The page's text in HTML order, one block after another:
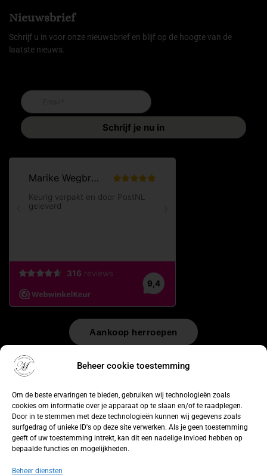
Beheer cookie toestemming
Om de beste ervaringen te bieden, gebruiken wij technologieën zoals
cookies om informatie over je apparaat op te slaan en/of te raadplegen.
Door in te stemmen met deze technologieën kunnen wij gegevens zoals
surfgedrag of unieke ID's op deze site verwerken. Als je geen toestemming
geeft of uw toestemming intrekt, kan dit een nadelige invloed hebben op
bepaalde functies en mogelijkheden.
Beheer diensten
Nieuwsbrief
Schrijf u in voor onze nieuwsbrief en blijf op de hoogte van de
laatste nieuws.
Aankoop herroepen
© 2026 by WebUnlimited–Algemene voorwaarden